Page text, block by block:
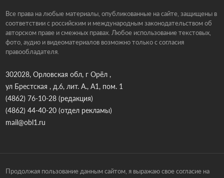
Все права на любые материалы, опубликованные на сайте, защищены в
соответствии с российским и международным законодательством об
авторском праве и смежных правах. Любое использование текстовых,
фото, аудио и видеоматериалов возможно только с согласия
правообладателя.
302028, Орловская обл, г Орёл ,
ул Брестская , д.6, лит. А., А1, пом. 1
(4862) 76-10-28(редакция)
(4862) 44-40-20(отдел рекламы)
mail@obl1.ru
Продолжая пользование данным сайтом, я выражаю свое согласие на